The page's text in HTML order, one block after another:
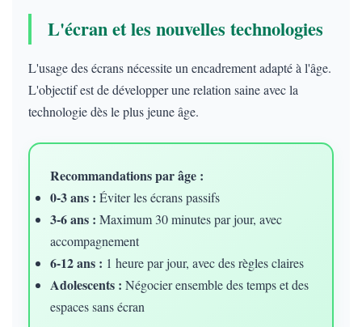
L'écran et les nouvelles technologies
L'usage des écrans nécessite un encadrement adapté à l'âge.
L'objectif est de développer une relation saine avec la
technologie dès le plus jeune âge.
Recommandations par âge :
0-3 ans : Éviter les écrans passifs
3-6 ans : Maximum 30 minutes par jour, avec
accompagnement
6-12 ans : 1 heure par jour, avec des règles claires
Adolescents : Négocier ensemble des temps et des
espaces sans écran